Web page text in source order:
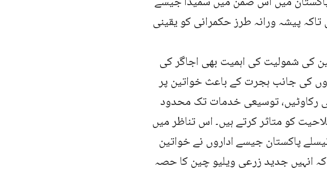
تاکہ پیشہ ورانہ طرز حکمرانی کو یقینی
کی شمولیت کی اہمیت بھی اجاگر کی
کی جانب ہجرت کے باعث خواتین پر
رکاوٹیں، توسیعی خدمات تک محدود
کو متاثر کرتے ہیں۔ اس تناظر میں
پاکستان جیسے اداروں نے خواتین
انہیں جدید زرعی ویلیو چین کا حصہ